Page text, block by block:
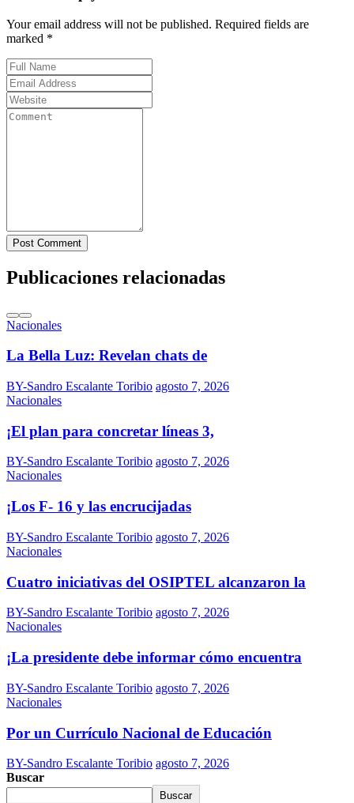
Your email address will not be published. Required fields are
marked *
Post Comment
Publicaciones relacionadas
Nacionales
La Bella Luz: Revelan chats de
BY-Sandro Escalante Toribio agosto 7, 2026
Nacionales
¡El plan para concretar líneas 3,
BY-Sandro Escalante Toribio agosto 7, 2026
Nacionales
¡Los F- 16 y las encrucijadas
BY-Sandro Escalante Toribio agosto 7, 2026
Nacionales
Cuatro iniciativas del OSIPTEL alcanzaron la
BY-Sandro Escalante Toribio agosto 7, 2026
Nacionales
¡La presidente debe informar cómo encuentra
BY-Sandro Escalante Toribio agosto 7, 2026
Nacionales
Por un Currículo Nacional de Educación
BY-Sandro Escalante Toribio agosto 7, 2026
Buscar
Buscar